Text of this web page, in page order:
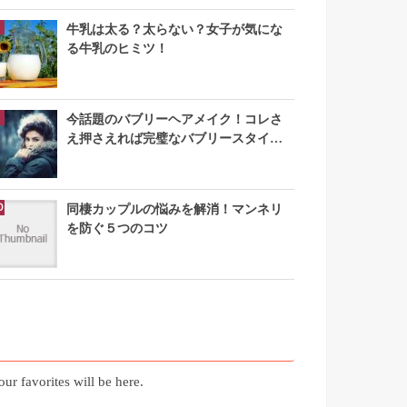
牛乳は太る？太らない？女子が気にな
る牛乳のヒミツ！
今話題のバブリーヘアメイク！コレさ
え押さえれば完璧なバブリースタイル
同棲カップルの悩みを解消！マンネリ
を防ぐ５つのコツ
favorites will be here.